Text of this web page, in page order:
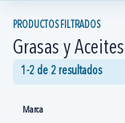
PRODUCTOS FILTRADOS
Grasas y
1-2 de 2 resultados
Marca